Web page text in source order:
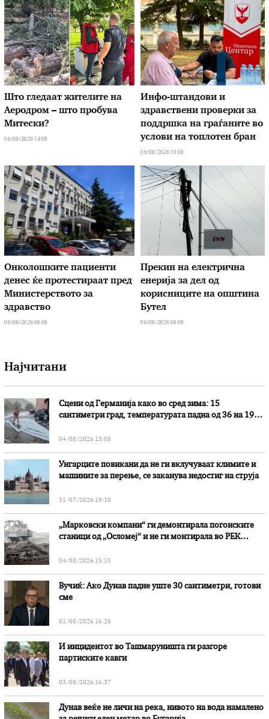
Што гледаат жителите на
Аеродром – што пробува
Митески?
06/08/2026 14:08
Инфо-штандови и
здравствени проверки за
поддршка на граѓаните во
услови на топлотен бран
06/08/2026 10:08
Онколошките пациенти
денес ќе протестираат пред
Министерството за
здравство
06/08/2026 08:08
Прекин на електрична
енерија за дел од
корисниците на општина
Бутел
06/08/2026 08:08
Најчитани
Сцени од Германија како во сред зима: 15
сантиметри град, температурата падна од 36 на 19
04/08/2026 13:08
Унгарците повикани да не ги вклучуваат климите и
машините за перење, се заканува недостиг на струја
31/07/2026 19:10
„Марковски компани“ ги демонтирала погонските
станици од „Осломеј“ и не ги монтирала во РЕК
04/08/2026 15:15
Вучиќ: Ако Дунав падне уште 30 сантиметри, готови
сме
01/08/2026 16:28
И инцидентот во Ташмаруништa ги разгоре
партиските кавги
03/08/2026 16:37
Дунав веќе не личи на река, нивото на вода намалено